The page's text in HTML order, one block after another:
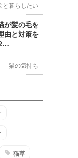
と暮らしたい
が髪の毛を
由と対策を
猫の気持ち
猫草